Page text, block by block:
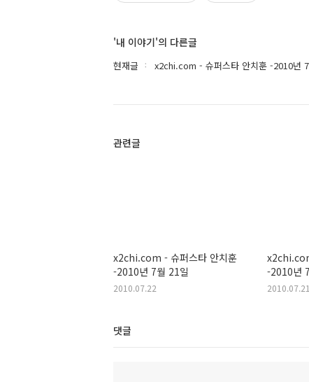
'내 이야기'의 다른글
현재글 x2chi.com - 슈퍼스타 안치훈 -2010년
관련글
x2chi.com - 슈퍼스타 안치훈
-2010년 7월 21일
2010.07.22
-2010년
2010.07.21
댓글